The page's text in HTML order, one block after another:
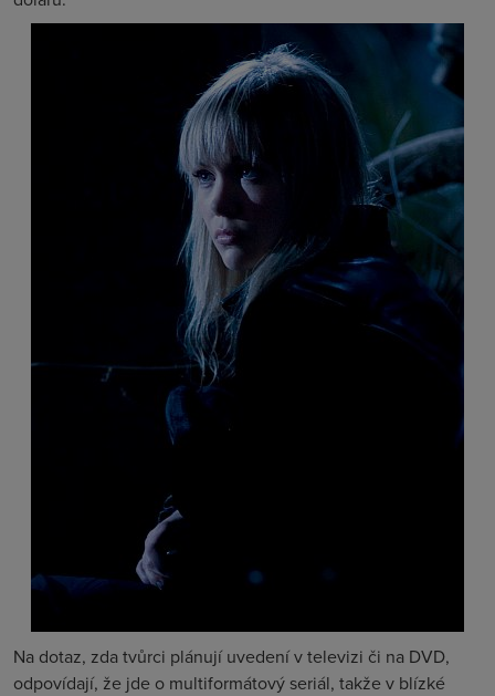
Na dotaz, zda tvůrci plánují uvedení v televizi či na DVD,
odpovídají, že jde o multiformátový seriál, takže v blízké